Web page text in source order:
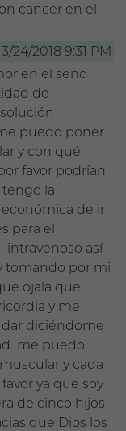
cancer en el
3/24/2018 9:31 PM
en el seno
de
puedo poner
y con qué
favor podrían
la
de ir
para el
así
tomando por mi
ojalá que
y me
diciéndome
me puedo
y cada
ya que soy
de cinco hijos
que Dios los